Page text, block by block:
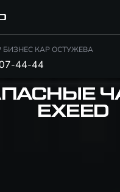
БИЗНЕС КАР ОСТУЖЕВА
44-44
EXEED